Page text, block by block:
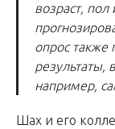
возраст, пол
опрос также
например,
Шах и его